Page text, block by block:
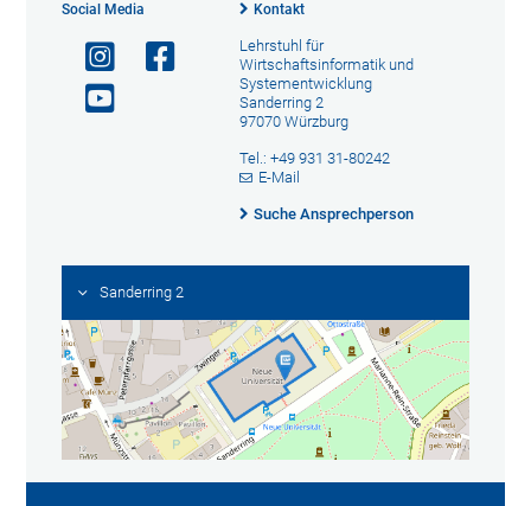
Social Media Kontakt
Lehrstuhl für
Wirtschaftsinformatik und
Systementwicklung
Sanderring 2
97070 Würzburg
Tel.: +49 931 31-80242
E-Mail
Suche Ansprechperson
Sanderring 2